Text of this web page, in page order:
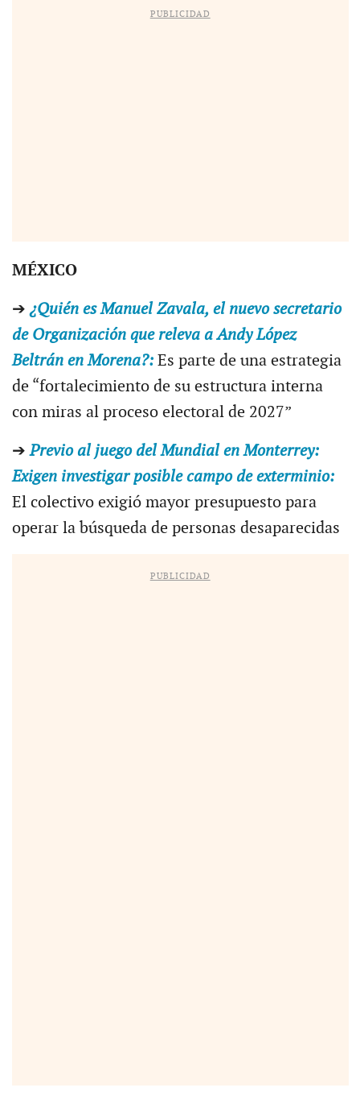
PUBLICIDAD
MÉXICO
➔¿Quién es Manuel Zavala, el nuevo secretario
de Organización que releva a Andy López
Beltrán en Morena?:Es parte de una estrategia
de “fortalecimiento de su estructura interna
con miras al proceso electoral de 2027”
➔Previo al juego del Mundial en Monterrey:
Exigen investigar posible campo de exterminio:
El colectivo exigió mayor presupuesto para
operar la búsqueda de personas desaparecidas
PUBLICIDAD